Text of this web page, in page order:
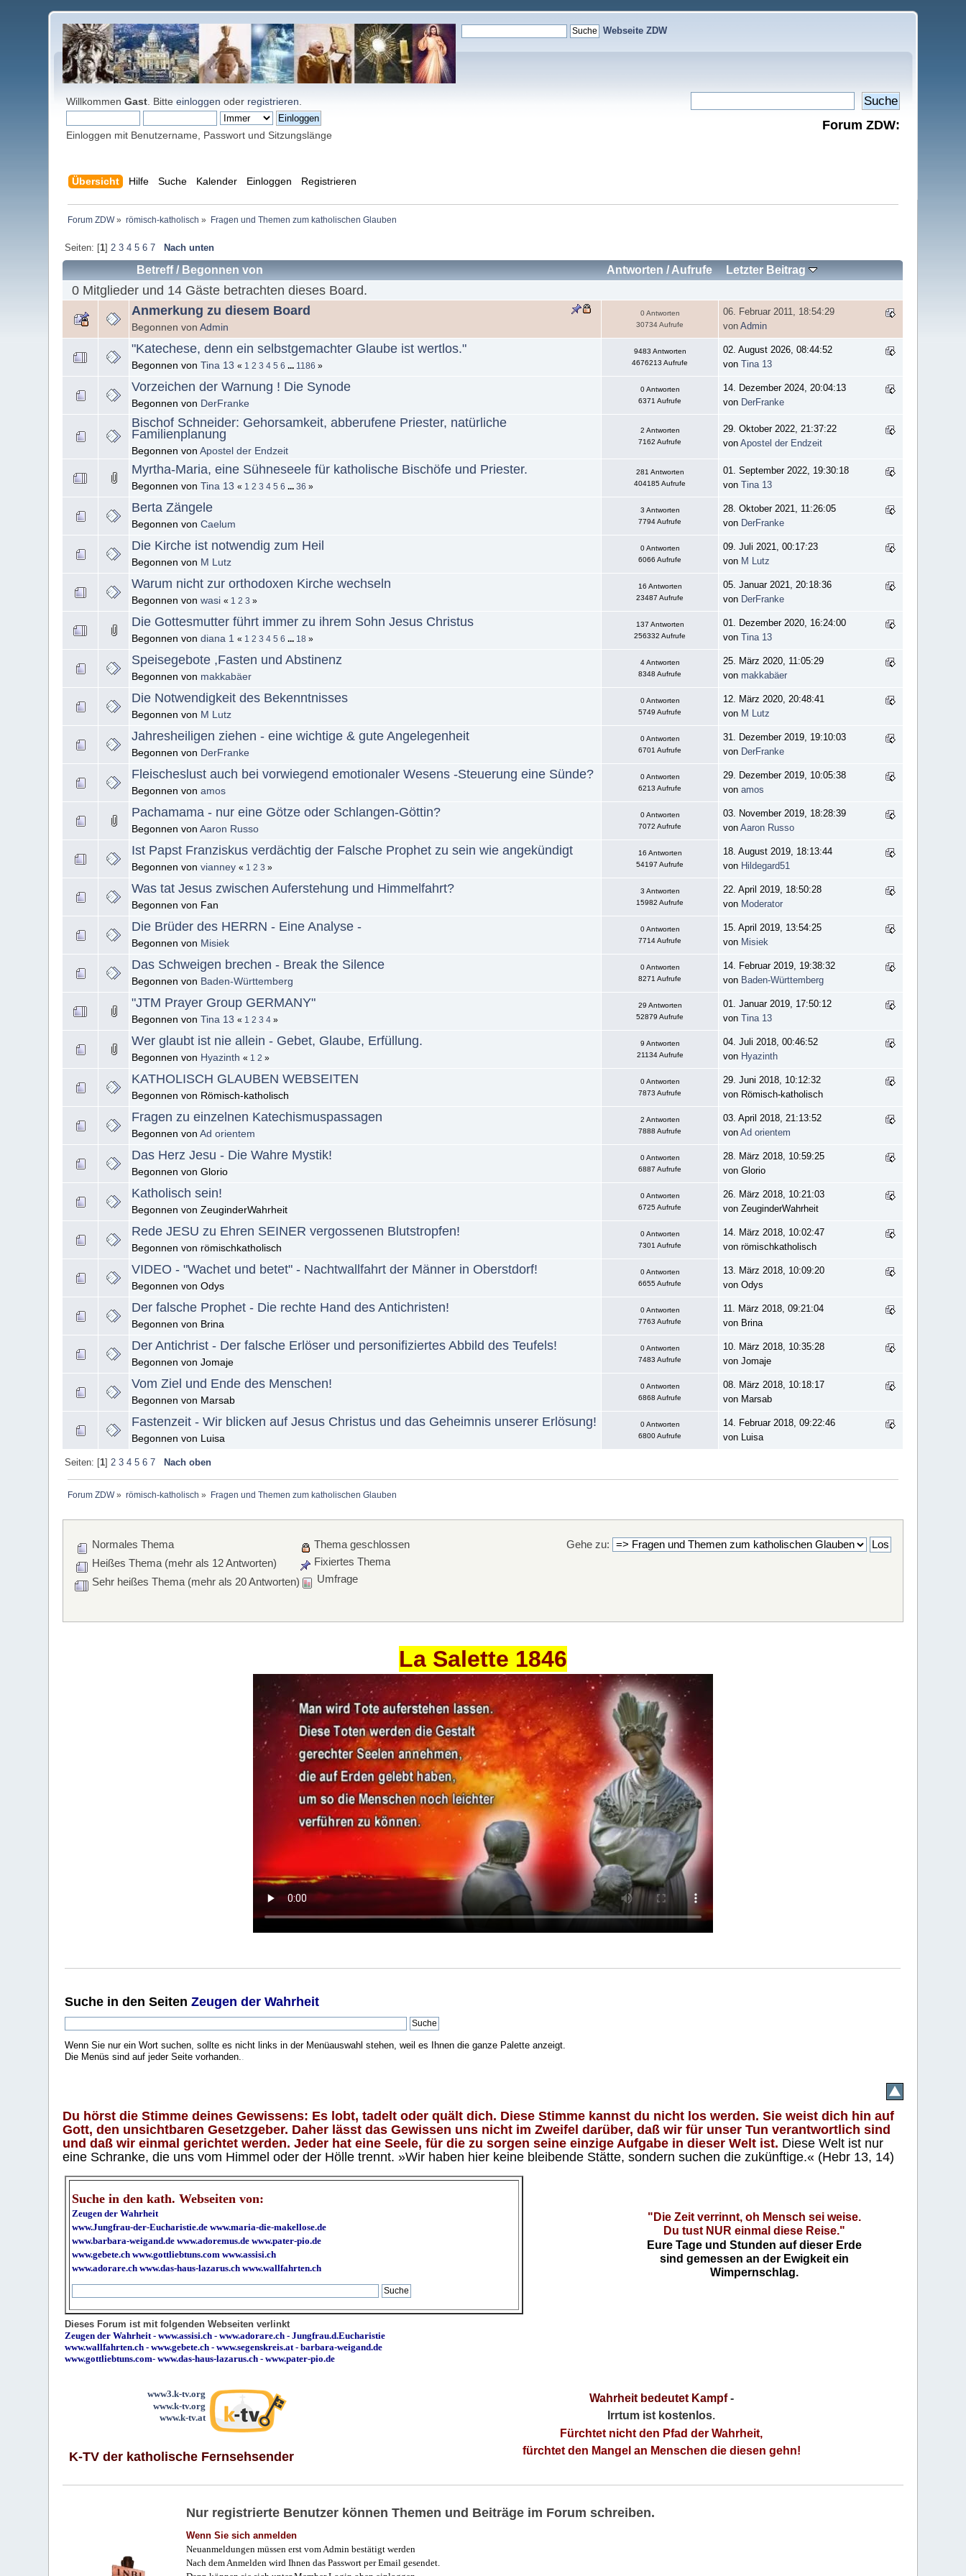
Webseite ZDW
WillkommenGast . Bitteeinloggen oder registrieren
Einloggen mit Benutzername, Passwort und Sitzungslänge
Forum ZDW:
Übersicht Hilfe Suche Kalender Einloggen Registrieren
Forum ZDW» römisch-katholisch » Fragen und Themen zum katholischen Glauben
Seiten: [1] 2 3 4 5 6 7 Nach unten
Betreff/ Begonnen von Antworten /Aufrufe Letzter Beitrag
0 Mitglieder und 14 Gäste betrachten dieses Board.
Anmerkung zu diesem Board
Begonnen vonAdmin
0 Antworten
30734 Aufrufe
06. Februar 2011, 18:54:29
vonAdmin
"Katechese, denn ein selbstgemachter Glaube ist wertlos."
Begonnen vonTina 13 « 1 2 3 4 5 6 ... 1186 »
9483 Antworten
4676213 Aufrufe
02. August 2026, 08:44:52
vonTina 13
Vorzeichen der Warnung ! Die Synode
Begonnen von DerFranke
0 Antworten
6371 Aufrufe
14. Dezember 2024, 20:04:13
von DerFranke
Bischof Schneider: Gehorsamkeit, abberufene Priester, natürliche
Familienplanung
Begonnen vonApostel der Endzeit
2 Antworten
7162 Aufrufe
29. Oktober 2022, 21:37:22
vonApostel der Endzeit
Myrtha-Maria, eine Sühneseele für katholische Bischöfe und Priester.
Begonnen vonTina 13 « 1 2 3 4 5 6 ...36 »
281 Antworten
404185 Aufrufe
01. September 2022, 19:30:18
vonTina 13
Berta Zängele
Begonnen vonCaelum
3 Antworten
7794 Aufrufe
28. Oktober 2021, 11:26:05
von DerFranke
Die Kirche ist notwendig zum Heil
Begonnen von M Lutz
0 Antworten
6066 Aufrufe
09. Juli 2021, 00:17:23
von M Lutz
Warum nicht zur orthodoxen Kirche wechseln
Begonnen vonwasi « 1 2 3 »
16 Antworten
23487 Aufrufe
05. Januar 2021, 20:18:36
von DerFranke
Die Gottesmutter führt immer zu ihrem Sohn Jesus Christus
Begonnen vondiana 1 « 1 2 3 4 5 6 ... 18 »
137 Antworten
256332 Aufrufe
01. Dezember 2020, 16:24:00
vonTina 13
Speisegebote ,Fasten und Abstinenz
Begonnen von makkabäer
4 Antworten
8348 Aufrufe
25. März 2020, 11:05:29
von makkabäer
Die Notwendigkeit des Bekenntnisses
Begonnen von M Lutz
0 Antworten
5749 Aufrufe
12. März 2020, 20:48:41
von M Lutz
Jahresheiligen ziehen - eine wichtige & gute Angelegenheit
Begonnen von DerFranke
0 Antworten
6701 Aufrufe
31. Dezember 2019, 19:10:03
von DerFranke
Fleischeslust auch bei vorwiegend emotionaler Wesens -Steuerung eine Sünde?
Begonnen vonamos
0 Antworten
6213 Aufrufe
29. Dezember 2019, 10:05:38
vonamos
Pachamama - nur eine Götze oder Schlangen-Göttin?
Begonnen vonAaron Russo
0 Antworten
7072 Aufrufe
03. November 2019, 18:28:39
vonAaron Russo
Ist Papst Franziskus verdächtig der Falsche Prophet zu sein wie angekündigt
Begonnen vonvianney « 1 2 3 »
16 Antworten
54197 Aufrufe
18. August 2019, 18:13:44
von Hildegard51
Was tat Jesus zwischen Auferstehung und Himmelfahrt?
Begonnen von Fan
3 Antworten
15982 Aufrufe
22. April 2019, 18:50:28
von Moderator
Die Brüder des HERRN - Eine Analyse -
Begonnen von Misiek
0 Antworten
7714 Aufrufe
15. April 2019, 13:54:25
von Misiek
Das Schweigen brechen - Break the Silence
Begonnen von Baden-Württemberg
0 Antworten
8271 Aufrufe
14. Februar 2019, 19:38:32
von Baden-Württemberg
"JTM Prayer Group GERMANY"
Begonnen vonTina 13 « 1 2 3 4 »
29 Antworten
52879 Aufrufe
01. Januar 2019, 17:50:12
vonTina 13
Wer glaubt ist nie allein - Gebet, Glaube, Erfüllung.
Begonnen von Hyazinth « 1 2 »
9 Antworten
21134 Aufrufe
04. Juli 2018, 00:46:52
von Hyazinth
KATHOLISCH GLAUBEN WEBSEITEN
Begonnen von Römisch-katholisch
0 Antworten
7873 Aufrufe
29. Juni 2018, 10:12:32
von Römisch-katholisch
Fragen zu einzelnen Katechismuspassagen
Begonnen vonAd orientem
2 Antworten
7888 Aufrufe
03. April 2018, 21:13:52
vonAd orientem
Das Herz Jesu - Die Wahre Mystik!
Begonnen von Glorio
0 Antworten
6887 Aufrufe
28. März 2018, 10:59:25
von Glorio
Katholisch sein!
Begonnen von ZeuginderWahrheit
0 Antworten
6725 Aufrufe
26. März 2018, 10:21:03
von ZeuginderWahrheit
Rede JESU zu Ehren SEINER vergossenen Blutstropfen!
Begonnen von römischkatholisch
0 Antworten
7301 Aufrufe
14. März 2018, 10:02:47
von römischkatholisch
VIDEO - "Wachet und betet" - Nachtwallfahrt der Männer in Oberstdorf!
Begonnen von Odys
0 Antworten
6655 Aufrufe
13. März 2018, 10:09:20
von Odys
Der falsche Prophet - Die rechte Hand des Antichristen!
Begonnen von Brina
0 Antworten
7763 Aufrufe
11. März 2018, 09:21:04
von Brina
Der Antichrist - Der falsche Erlöser und personifiziertes Abbild des Teufels!
Begonnen von Jomaje
0 Antworten
7483 Aufrufe
10. März 2018, 10:35:28
von Jomaje
Vom Ziel und Ende des Menschen!
Begonnen von Marsab
0 Antworten
6868 Aufrufe
08. März 2018, 10:18:17
von Marsab
Fastenzeit - Wir blicken auf Jesus Christus und das Geheimnis unserer Erlösung!
Begonnen von Luisa
0 Antworten
6800 Aufrufe
14. Februar 2018, 09:22:46
von Luisa
Seiten: [1] 2 3 4 5 6 7 Nach oben
Forum ZDW» römisch-katholisch » Fragen und Themen zum katholischen Glauben
Gehe zu:
Normales Thema
Heißes Thema (mehr als 12 Antworten)
Sehr heißes Thema (mehr als 20 Antworten)
Thema geschlossen
Fixiertes Thema
Umfrage
La Salette 1846
Suche in den SeitenZeugen der Wahrheit
Wenn Sie nur ein Wort suchen, sollte es nicht links in der Menüauswahl stehen, weil es Ihnen die ganze Palette anzeigt.
Die Menüs sind auf jeder Seite vorhanden.
Du hörst die Stimme deines Gewissens: Es lobt, tadelt oder quält dich. Diese Stimme kannst du nicht los werden. Sie weist dich hin auf
Gott, den unsichtbaren Gesetzgeber. Daher lässt das Gewissen uns nicht im Zweifel darüber, daß wir für unser Tun verantwortlich sind
und daß wir einmal gerichtet werden. Jeder hat eine Seele, für die zu sorgen seine einzige Aufgabe in dieser Welt ist. Diese Welt ist nur
eine Schranke, die uns vom Himmel oder der Hölle trennt. »Wir haben hier keine bleibende Stätte, sondern suchen die zukünftige.« (Hebr 13, 14)
Suche in den kath. Webseiten von:
Zeugen der Wahrheit
www.Jungfrau-der-Eucharistie.de www.maria-die-makellose.de
www.barbara-weigand.de www.adoremus.de www.pater-pio.de
www.gebete.ch www.gottliebtuns.com www.assisi.ch
www.adorare.ch www.das-haus-lazarus.ch www.wallfahrten.ch
"Die Zeit verrinnt, oh Mensch sei weise.
Du tust NUR einmal diese Reise."
Eure Tage und Stunden auf dieser Erde
sind gemessen an der Ewigkeit ein
Wimpernschlag.
Dieses Forum ist mit folgenden Webseiten verlinkt
Zeugen der Wahrheit -www.assisi.ch -www.adorare.ch -Jungfrau.d.Eucharistie
www.wallfahrten.ch -www.gebete.ch -www.segenskreis.at -barbara-weigand.de
www.gottliebtuns.com-www.das-haus-lazarus.ch - www.pater-pio.de
www3.k-tv.org
www.k-tv.org
www.k-tv.at
K-TV der katholische Fernsehsender
Wahrheit bedeutet Kampf-
Irrtum ist kostenlos.
Fürchtet nicht den Pfad der Wahrheit,
fürchtet den Mangel an Menschen die diesen gehn!
Nur registrierte Benutzer können Themen und Beiträge im Forum schreiben.
Wenn Sie sich anmelden
Neuanmeldungen müssen erst vom Admin bestätigt werden
Nach dem Anmelden wird Ihnen das Passwort per Email gesendet.